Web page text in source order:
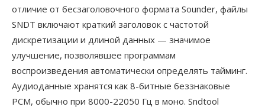
отличие от бесзаголовочного формата Sounder, файлы
SNDT включают краткий заголовок с частотой
дискретизации и длиной данных — значимое
улучшение, позволявшее программам
воспроизведения автоматически определять тайминг.
Аудиоданные хранятся как 8-битные беззнаковые
PCM, обычно при 8000-22050 Гц в моно. Sndtool